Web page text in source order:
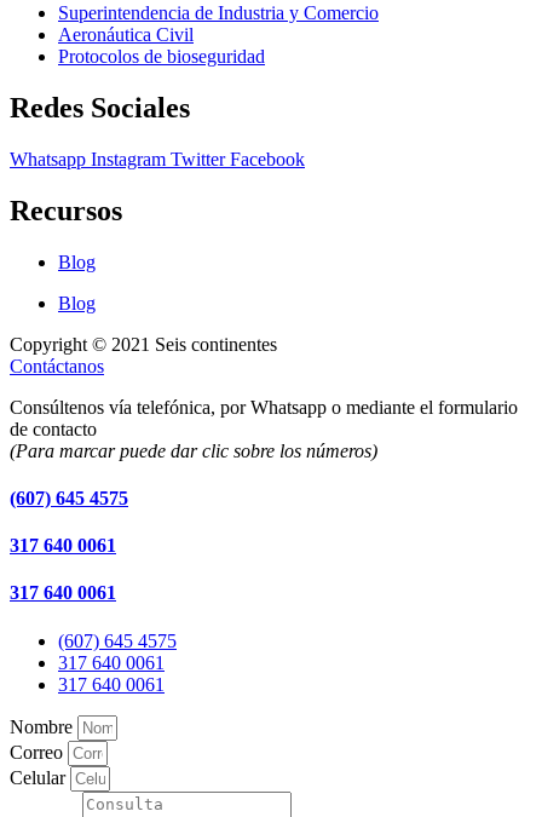
Superintendencia de Industria y Comercio
Aeronáutica Civil
Protocolos de bioseguridad
Redes Sociales
Whatsapp Instagram Twitter Facebook
Recursos
Blog
Blog
Copyright © 2021 Seis continentes
Contáctanos
Consúltenos vía telefónica, por Whatsapp o mediante el formulario
de contacto
(Para marcar puede dar clic sobre los números)
(607) 645 4575
317 640 0061
317 640 0061
(607) 645 4575
317 640 0061
317 640 0061
Nombre
Correo
Celular